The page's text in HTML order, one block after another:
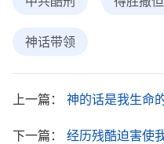
难忍难以下蹲。就在这
里一惊：“肯定是弟兄
他们！”我随即就抓起
被摔烂了。我的举动立
神话带领
上一篇： 神的话是我生命
下一篇： 经历残酷迫害使